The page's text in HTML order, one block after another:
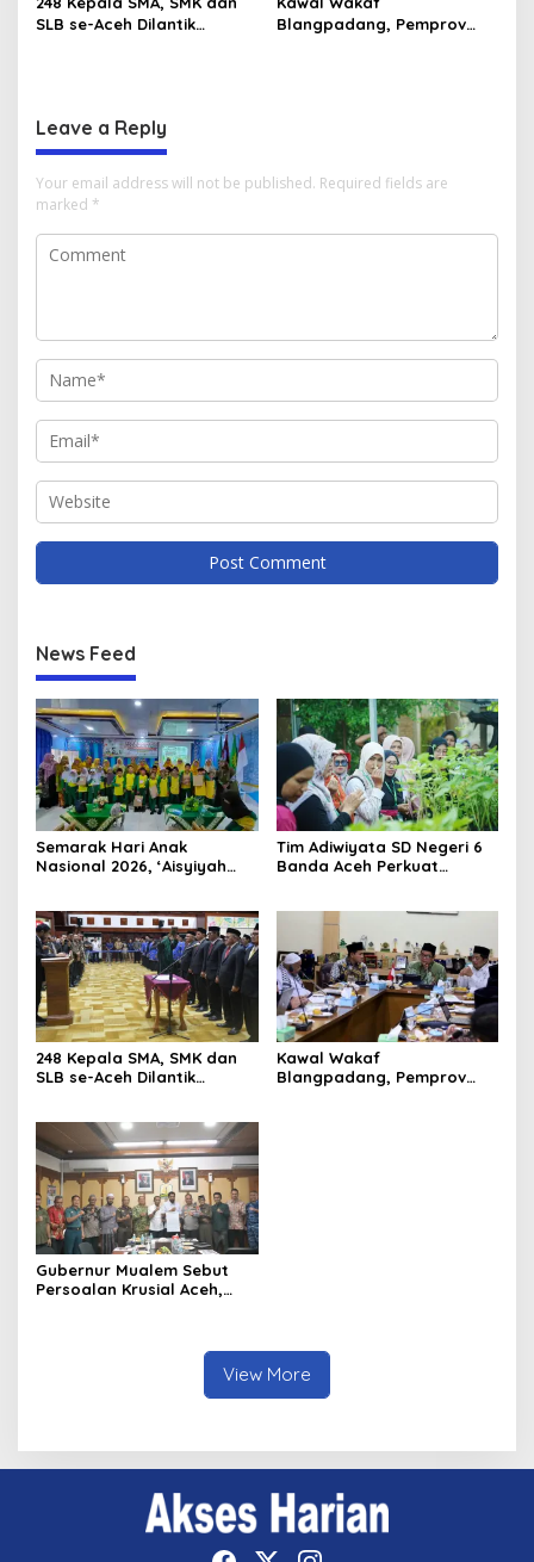
SLB se-Aceh Dilantik
Blangpadang, Pemprov
Leave a Reply
Your email address will not be published. Required fields are
marked *
News Feed
Semarak Hari Anak
Nasional 2026, ‘Aisyiyah
Universitas Ahmad Dahlan
Aceh
Tim Adiwiyata SD Negeri 6
Banda Aceh Perkuat
Goes to School”
248 Kepala SMA, SMK dan
SLB se-Aceh Dilantik
Kawal Wakaf
Blangpadang, Pemprov
Gubernur Mualem Sebut
Persoalan Krusial Aceh,
View More